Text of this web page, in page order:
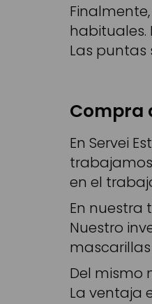
habituales.
Las
Compra
En Servei
en el
En
Nuestro
Del mismo
La ventaja